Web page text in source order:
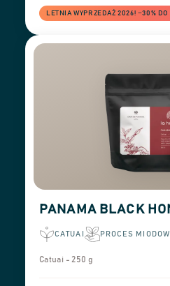
LETNIA WYPRZEDAŻ 2026! −30%
PANAMA BLACK
CATUAI PROCES
Catuai - 250 g